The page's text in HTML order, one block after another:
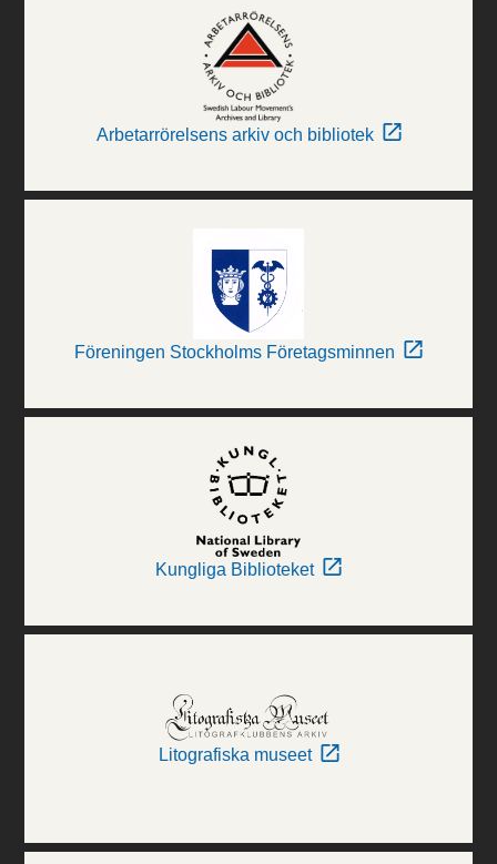
Arbetarrörelsens arkiv och bibliotek
Föreningen Stockholms Företagsminnen
Kungliga Biblioteket
Litografiska museet